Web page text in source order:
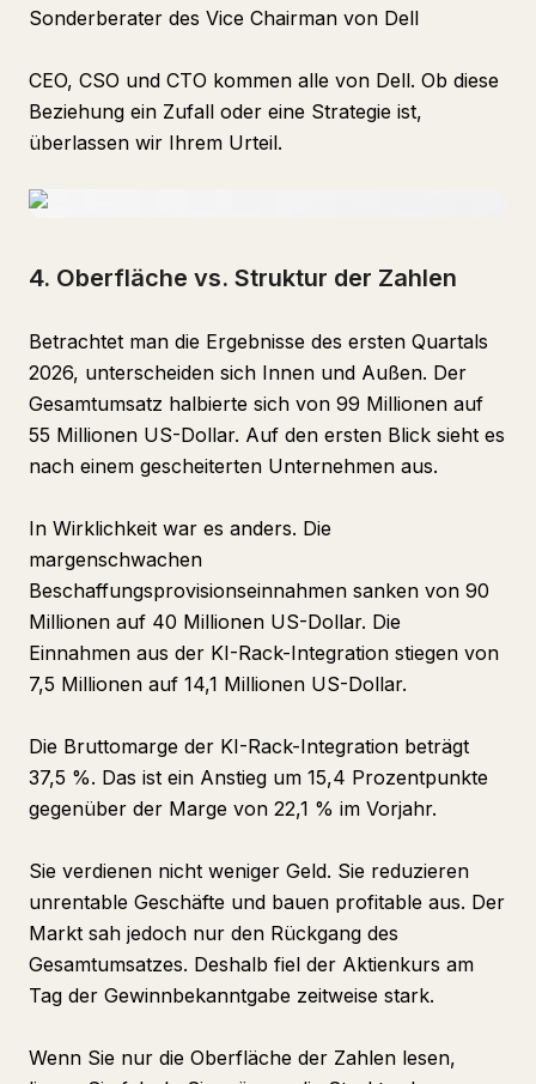
Sonderberater des Vice Chairman von Dell
CEO, CSO und CTO kommen alle von Dell. Ob diese
Beziehung ein Zufall oder eine Strategie ist,
überlassen wir Ihrem Urteil.
4. Oberfläche vs. Struktur der Zahlen
Betrachtet man die Ergebnisse des ersten Quartals
2026, unterscheiden sich Innen und Außen. Der
Gesamtumsatz halbierte sich von 99 Millionen auf
55 Millionen US-Dollar. Auf den ersten Blick sieht es
nach einem gescheiterten Unternehmen aus.
In Wirklichkeit war es anders. Die
margenschwachen
Beschaffungsprovisionseinnahmen sanken von 90
Millionen auf 40 Millionen US-Dollar. Die
Einnahmen aus der KI-Rack-Integration stiegen von
7,5 Millionen auf 14,1 Millionen US-Dollar.
Die Bruttomarge der KI-Rack-Integration beträgt
37,5 %. Das ist ein Anstieg um 15,4 Prozentpunkte
gegenüber der Marge von 22,1 % im Vorjahr.
Sie verdienen nicht weniger Geld. Sie reduzieren
unrentable Geschäfte und bauen profitable aus. Der
Markt sah jedoch nur den Rückgang des
Gesamtumsatzes. Deshalb fiel der Aktienkurs am
Tag der Gewinnbekanntgabe zeitweise stark.
Wenn Sie nur die Oberfläche der Zahlen lesen,